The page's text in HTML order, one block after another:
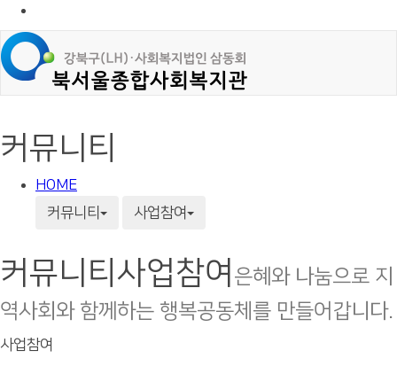
커뮤니티
HOME
커뮤니티
사업참여
커뮤니티 사업참여 은혜와 나눔으로 지
역사회와 함께하는 행복공동체를 만들어갑니다.
사업참여